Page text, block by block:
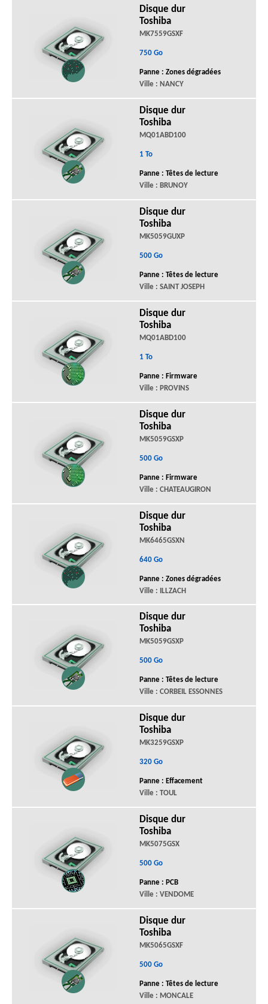
Disque dur
Toshiba
MK7559GSXF
750 Go
Panne : Zones dégradées
Ville : NANCY
Disque dur
Toshiba
MQ01ABD100
1 To
Panne : Têtes de lecture
Ville : BRUNOY
Disque dur
Toshiba
MK5059GUXP
500 Go
Panne : Têtes de lecture
Ville : SAINT JOSEPH
Disque dur
Toshiba
MQ01ABD100
1 To
Panne : Firmware
Ville : PROVINS
Disque dur
Toshiba
MK5059GSXP
500 Go
Panne : Firmware
Ville : CHATEAUGIRON
Disque dur
Toshiba
MK6465GSXN
640 Go
Panne : Zones dégradées
Ville : ILLZACH
Disque dur
Toshiba
MK5059GSXP
500 Go
Panne : Têtes de lecture
Ville : CORBEIL ESSONNES
Disque dur
Toshiba
MK3259GSXP
320 Go
Panne : Effacement
Ville : TOUL
Disque dur
Toshiba
MK5075GSX
500 Go
Panne : PCB
Ville : VENDOME
Disque dur
Toshiba
MK5065GSXF
500 Go
Panne : Têtes de lecture
Ville : MONCALE